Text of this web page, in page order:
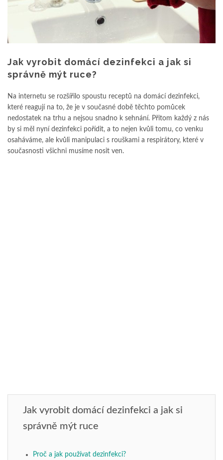
Jak vyrobit domácí dezinfekci a jak si
správně mýt ruce?
Na internetu se rozšířilo spoustu receptů na domácí dezinfekci,
které reagují na to, že je v současné době těchto pomůcek
nedostatek na trhu a nejsou snadno k sehnání. Přitom každý z nás
by si měl nyní dezinfekci pořídit, a to nejen kvůli tomu, co venku
osaháváme, ale kvůli manipulaci s rouškami a respirátory, které v
současnosti všichni musíme nosit ven.
Jak vyrobit domácí dezinfekci a jak si
správně mýt ruce
Proč a jak používat dezinfekci?